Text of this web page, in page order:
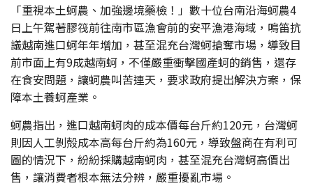
「重視本土蚵農、加強邊境藥檢！」數十位台南沿海蚵農4
日上午駕著膠筏前往南市區漁會前的安平漁港海域，鳴笛抗
議越南進口蚵年年增加，甚至混充台灣蚵搶奪市場，導致目
前市面上有9成越南蚵，不僅嚴重衝擊國產蚵的銷售，還存
在食安問題，讓蚵農叫苦連天，要求政府提出解決方案，保
障本土養蚵產業。
蚵農指出，進口越南蚵肉的成本價每台斤約120元，台灣蚵
則因人工剝殻成本高每台斤約為160元，導致盤商在有利可
圖的情況下，紛紛採購越南蚵肉，甚至混充台灣蚵高價出
售，讓消費者根本無法分辨，嚴重擾亂市場。